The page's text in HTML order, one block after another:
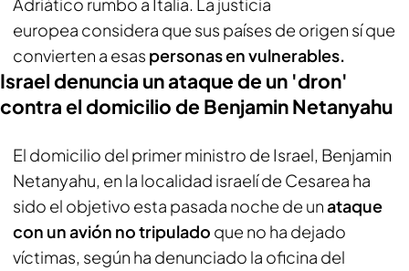
europea considera que sus países de origen sí que
convierten a esas personas en vulnerables.
Israel denuncia un ataque de un 'dron'
contra el domicilio de Benjamin Netanyahu
El domicilio del primer ministro de Israel, Benjamin
Netanyahu, en la localidad israelí de Cesarea ha
sido el objetivo esta pasada noche de unataque
con un avión no tripulado que no ha dejado
víctimas, según ha denunciado la oficina del